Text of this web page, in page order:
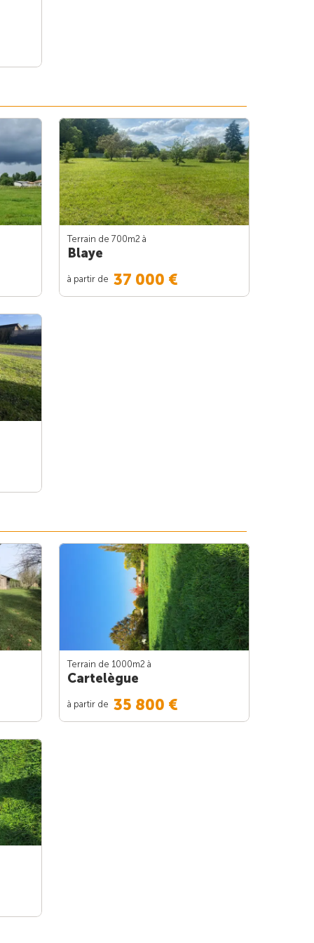
Terrain de 700m2 à
Blaye
à partir de 37 000 €
Terrain de 1000m2 à
Cartelègue
à partir de 35 800 €